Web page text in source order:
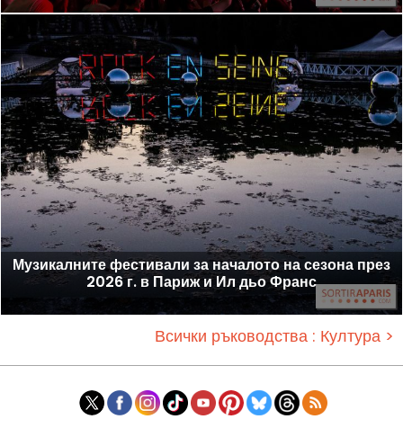
Музикалните фестивали за началото на сезона през
2026 г. в Париж и Ил дьо Франс
Всички ръководства : Култура >